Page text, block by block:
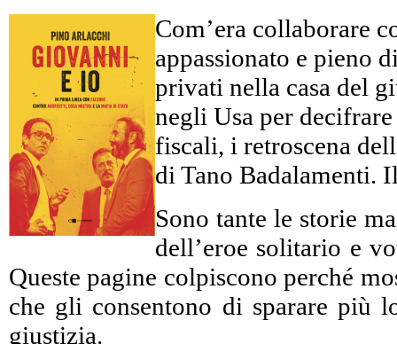
Com’era collaborare
appassionato e pieno
privati nella casa del
negli Usa per
fiscali, i retroscena
di Tano Badalamenti.
Sono tante le storie
dell’eroe solitario e
Queste pagine colpiscono perché
che gli consentono di sparare più
giustizia.